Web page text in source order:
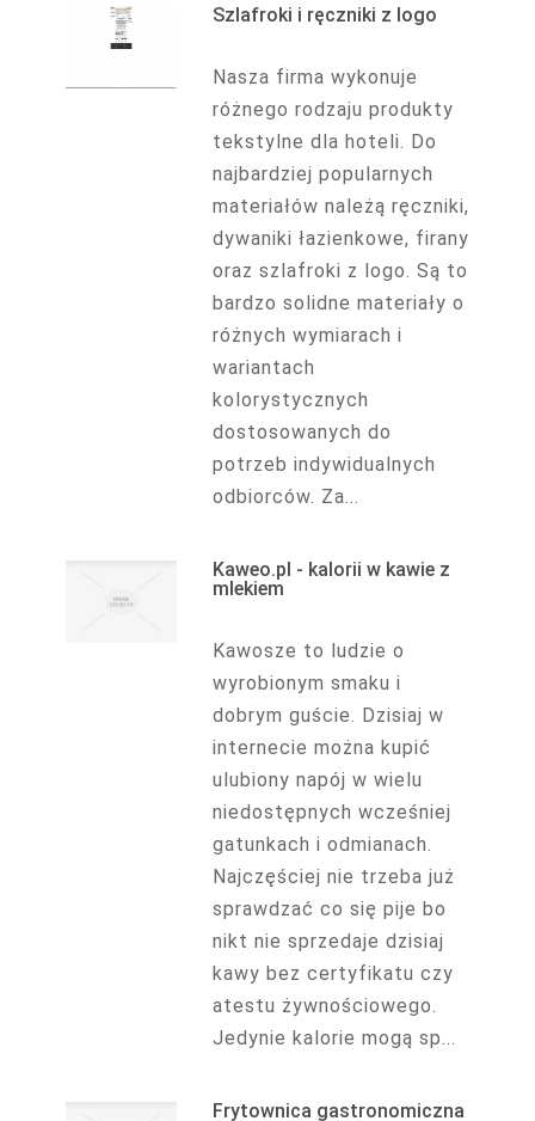
Szlafroki i ręczniki z logo
Nasza firma wykonuje
różnego rodzaju produkty
tekstylne dla hoteli. Do
najbardziej popularnych
materiałów należą ręczniki,
dywaniki łazienkowe, firany
oraz szlafroki z logo. Są to
bardzo solidne materiały o
różnych wymiarach i
wariantach
kolorystycznych
dostosowanych do
potrzeb indywidualnych
odbiorców. Za...
Kaweo.pl - kalorii w kawie z
mlekiem
Kawosze to ludzie o
wyrobionym smaku i
dobrym guście. Dzisiaj w
internecie można kupić
ulubiony napój w wielu
niedostępnych wcześniej
gatunkach i odmianach.
Najczęściej nie trzeba już
sprawdzać co się pije bo
nikt nie sprzedaje dzisiaj
kawy bez certyfikatu czy
atestu żywnościowego.
Jedynie kalorie mogą sp...
Frytownica gastronomiczna